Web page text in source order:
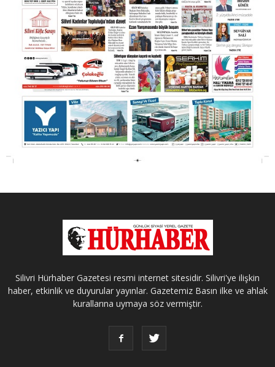
Silivri Hürhaber Gazetesi resmi internet sitesidir. Silivri'ye ilişkin
haber, etkinlik ve duyurular yayınlar. Gazetemiz Basın ilke ve ahlak
kurallarına uymaya söz vermiştir.